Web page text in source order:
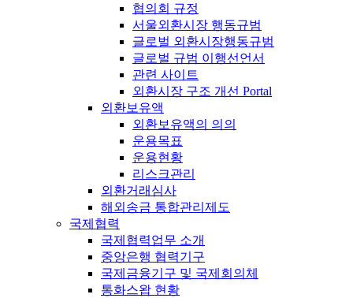
협의회 규정
서울외환시장 행동규범
글로벌 외환시장행동규범
글로벌 규범 이행선언서
관련 사이트
외환시장 구조 개선 Portal
외환보유액
외환보유액의 의의
운용목표
운용현황
리스크관리
외환거래심사
해외송금 통합관리제도
국제협력
국제협력업무 소개
중앙은행 협력기구
국제금융기구 및 국제회의체
통화스왑 현황